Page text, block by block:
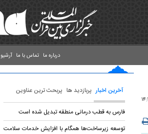
آرشیو تماس با ما درباره ما
آخرین اخبار پربازدید ها پربحث ترین عناوین
فارس به قطب درمانی منطقه تبدیل شده است
توسعه زیرساخت‌ها همگام با افزایش خدمات سلامت